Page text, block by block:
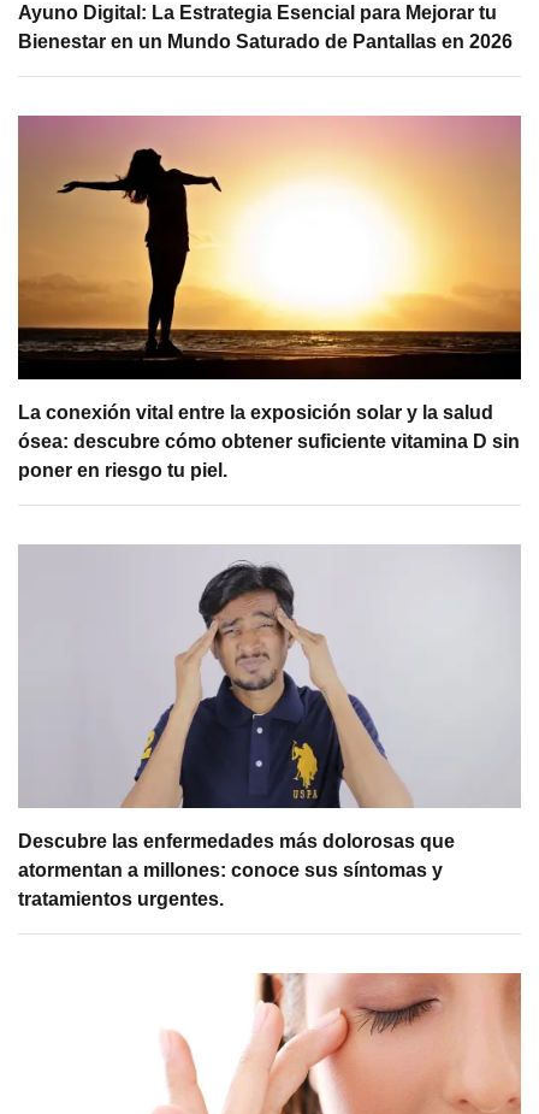
Ayuno Digital: La Estrategia Esencial para Mejorar tu
Bienestar en un Mundo Saturado de Pantallas en 2026
La conexión vital entre la exposición solar y la salud
ósea: descubre cómo obtener suficiente vitamina D sin
poner en riesgo tu piel.
Descubre las enfermedades más dolorosas que
atormentan a millones: conoce sus síntomas y
tratamientos urgentes.